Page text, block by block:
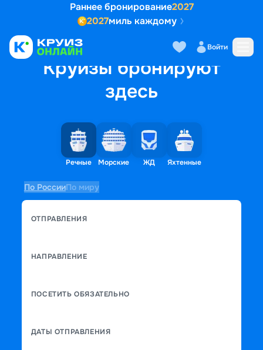
Раннее бронирование2027
2027миль каждому
Войти
Круизы бронируют
здесь
Речные Морские ЖД Яхтенные
По РоссииПо миру
ОТПРАВЛЕНИЯ
НАПРАВЛЕНИЕ
ПОСЕТИТЬ ОБЯЗАТЕЛЬНО
ДАТЫ ОТПРАВЛЕНИЯ